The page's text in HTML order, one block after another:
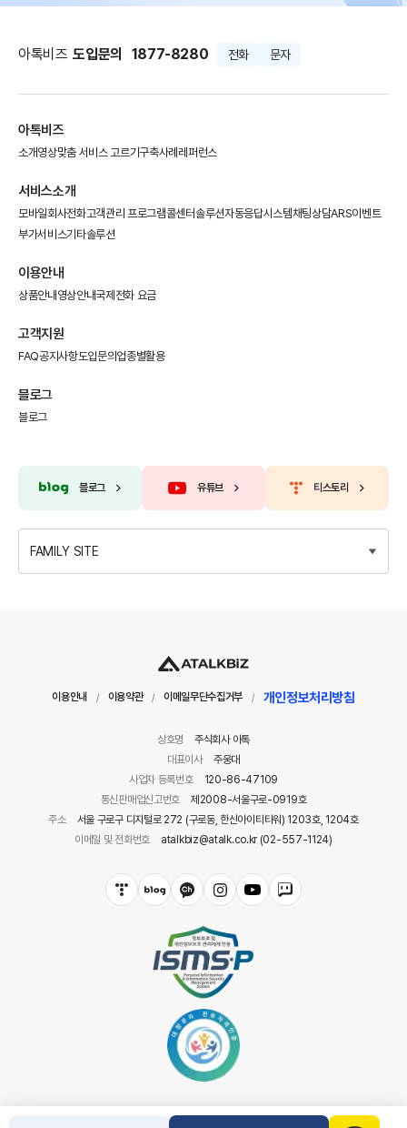
아톡비즈 도입문의 1877-8280 전화 문자
아톡비즈
소개영상맞춤 서비스 고르기구축사례레퍼런스
서비스소개
모바일회사전화고객관리 프로그램콜센터솔루션자동응답시스템채팅상담ARS이벤트
부가서비스기타솔루션
이용안내
상품안내영상안내국제전화 요금
고객지원
FAQ공지사항도입문의업종별활용
블로그
블로그
블로그 유튜브 티스토리
FAMILY SITE
이용안내 / 이용약관 / 이메일무단수집거부 / 개인정보처리방침
상호명
주식회사 아톡
대표이사
주웅대
사업자 등록번호
120-86-47109
통신판매업신고번호
제2008-서울구로-0919호
주소
서울 구로구 디지털로 272 (구로동, 한신아이티타워) 1203호, 1204호
이메일 및 전화번호
atalkbiz@atalk.co.kr (02-557-1124)